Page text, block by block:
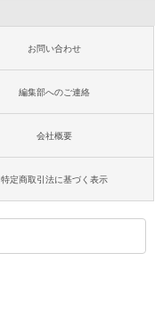
お問い合わせ
編集部へのご連絡
会社概要
特定商取引法に基づく表示